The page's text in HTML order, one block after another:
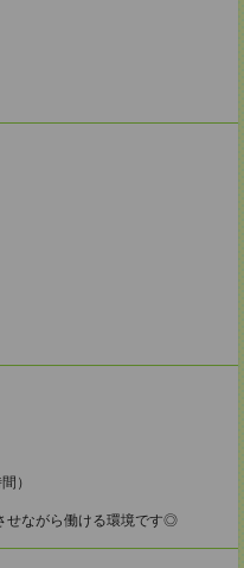
）
せながら働ける環境です◎